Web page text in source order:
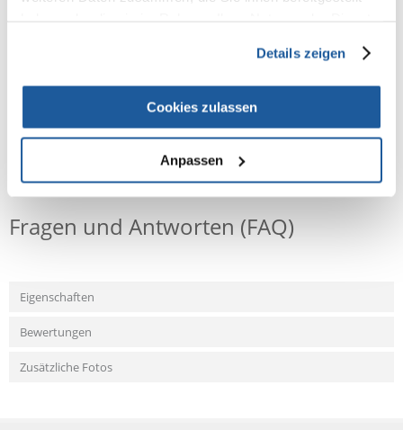
Details zeigen
Cookies zulassen
Anpassen
reguliert die Verdauung. Beaphar Care+ Nagerheu enthält Mineralien
Fragen und Antworten (FAQ)
Eigenschaften
Bewertungen
Zusätzliche Fotos